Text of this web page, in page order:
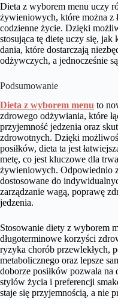
Dieta z wyborem menu uczy
żywieniowych, które można z
codzienne życie. Dzięki
stosująca tę dietę uczy się,
dania, które dostarczają
odżywczych, a jednocześnie
Podsumowanie
Dieta z wyborem menu to
zdrowego odżywiania, które
przyjemność jedzenia oraz
zdrowotnych. Dzięki
posiłków, dieta ta jest
metę, co jest kluczowe dla
żywieniowych. Odpowiednio
dostosowane do
zarządzanie wagą, poprawę
jedzenia.
Stosowanie diety z wyborem
długoterminowe korzyści
ryzyka chorób przewlekłych,
metabolicznego oraz lepsze
doborze posiłków pozwala
stylów życia i preferencji
staje się przyjemnością, a nie